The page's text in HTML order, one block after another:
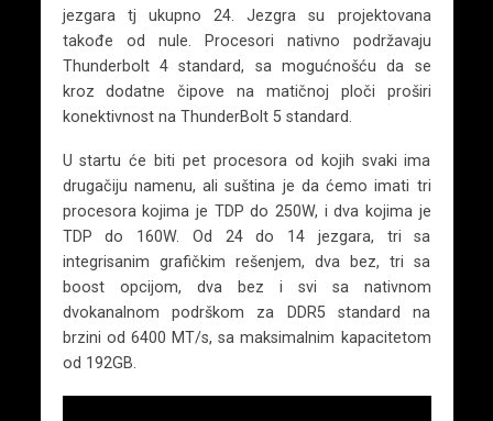
jezgara tj ukupno 24. Jezgra su projektovana
takođe od nule. Procesori nativno podržavaju
Thunderbolt 4 standard, sa mogućnošću da se
kroz dodatne čipove na matičnoj ploči proširi
konektivnost na ThunderBolt 5 standard.
U startu će biti pet procesora od kojih svaki ima
drugačiju namenu, ali suština je da ćemo imati tri
procesora kojima je TDP do 250W, i dva kojima je
TDP do 160W. Od 24 do 14 jezgara, tri sa
integrisanim grafičkim rešenjem, dva bez, tri sa
boost opcijom, dva bez i svi sa nativnom
dvokanalnom podrškom za DDR5 standard na
brzini od 6400 MT/s, sa maksimalnim kapacitetom
od 192GB.